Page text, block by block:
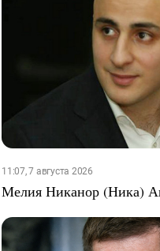
11:07, 7 августа 2026
Мелия Никанор (Ника)